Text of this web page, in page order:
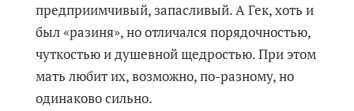
предприимчивый, запасливый. А Гек, хоть и
был «разиня», но отличался порядочностью,
чуткостью и душевной щедростью. При этом
мать любит их, возможно, по-разному, но
одинаково сильно.